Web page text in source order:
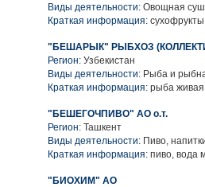
Виды деятельности: Овощная
Краткая информация:
"БЕШАРЫК" РЫБХОЗ
Регион: Узбекистан
Виды деятельности: Рыба и
Краткая информация: рыба живая
"БЕШЕГОЧПИВО" АО о.т.
Регион: Ташкент
Виды деятельности: Пиво,
Краткая информация: пиво, вода
"БИОХИМ" АО